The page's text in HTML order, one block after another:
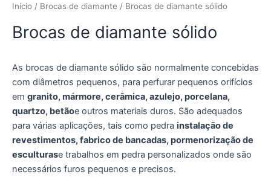
Início / Brocas de diamante / Brocas de diamante sólido
Brocas de diamante sólido
As brocas de diamante sólido são normalmente concebidas
com diâmetros pequenos, para perfurar pequenos orifícios
em granito, mármore, cerâmica, azulejo, porcelana,
quartzo, betãoe outros materiais duros. São adequados
para várias aplicações, tais como pedra instalação de
revestimentos, fabrico de bancadas, pormenorização de
esculturase trabalhos em pedra personalizados onde são
necessários furos pequenos e precisos.